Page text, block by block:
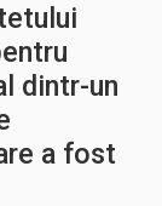
dintr-un
a fost